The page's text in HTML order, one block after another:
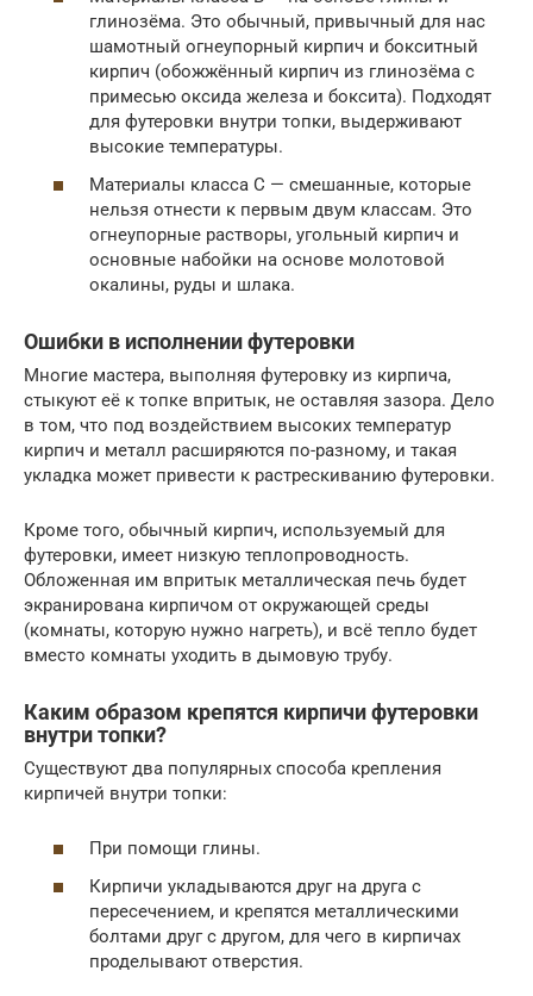
глинозёма. Это обычный, привычный для нас
шамотный огнеупорный кирпич и бокситный
кирпич (обожжённый кирпич из глинозёма с
примесью оксида железа и боксита). Подходят
для футеровки внутри топки, выдерживают
высокие температуры.
Материалы класса С — смешанные, которые
нельзя отнести к первым двум классам. Это
огнеупорные растворы, угольный кирпич и
основные набойки на основе молотовой
окалины, руды и шлака.
Ошибки в исполнении футеровки
Многие мастера, выполняя футеровку из кирпича,
стыкуют её к топке впритык, не оставляя зазора. Дело
в том, что под воздействием высоких температур
кирпич и металл расширяются по-разному, и такая
укладка может привести к растрескиванию футеровки.
Кроме того, обычный кирпич, используемый для
футеровки, имеет низкую теплопроводность.
Обложенная им впритык металлическая печь будет
экранирована кирпичом от окружающей среды
(комнаты, которую нужно нагреть), и всё тепло будет
вместо комнаты уходить в дымовую трубу.
Каким образом крепятся кирпичи футеровки
внутри топки?
Существуют два популярных способа крепления
кирпичей внутри топки:
При помощи глины.
Кирпичи укладываются друг на друга с
пересечением, и крепятся металлическими
болтами друг с другом, для чего в кирпичах
проделывают отверстия.